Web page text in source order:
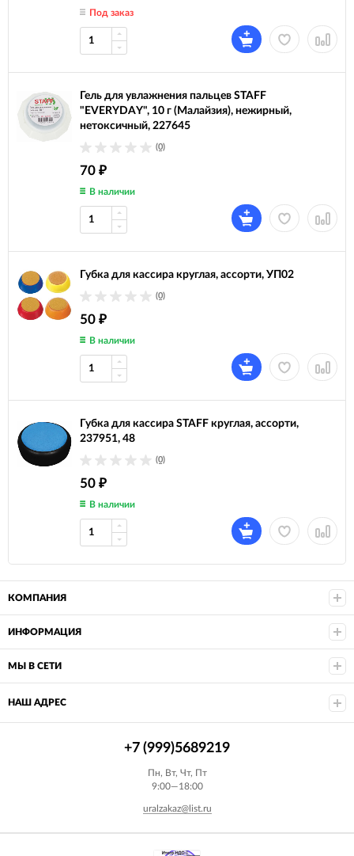
Под заказ
Гель для увлажнения пальцев STAFF
"EVERYDAY", 10 г (Малайзия), нежирный,
нетоксичный, 227645
(0)
70 ₽
В наличии
Губка для кассира круглая, ассорти, УП02
(0)
50 ₽
В наличии
Губка для кассира STAFF круглая, ассорти,
237951, 48
(0)
50 ₽
В наличии
КОМПАНИЯ
ИНФОРМАЦИЯ
МЫ В СЕТИ
НАШ АДРЕС
+7 (999)5689219
Пн, Вт, Чт, Пт
9:00—18:00
uralzakaz@list.ru